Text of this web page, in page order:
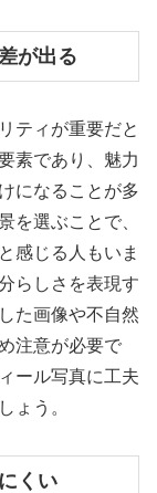
が出る
ティが重要だと
素であり、魅力
になることが多
を選ぶことで、
感じる人もいま
らしさを表現す
た画像や不自然
注意が必要で
ール写真に工夫
ょう。
くい